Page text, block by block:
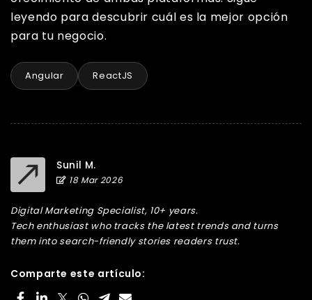
leyendo para descubrir cuál es la mejor opción
para tu negocio.
Angular ReactJS
Sunil M.
18 Mar 2026
Digital Marketing Specialist, 10+ years.
Tech enthusiast who tracks the latest trends and turns
them into search-friendly stories readers trust.
Comparte este artículo: